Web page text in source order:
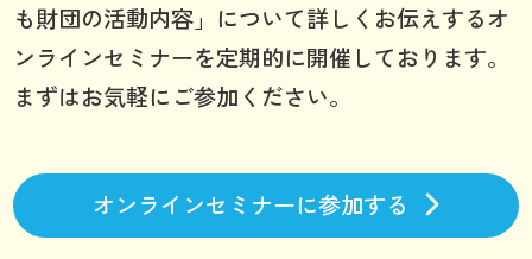
も財団の活動内容」について詳しくお伝えするオ
ンラインセミナーを定期的に開催しております。
まずはお気軽にご参加ください。
オンラインセミナーに参加する